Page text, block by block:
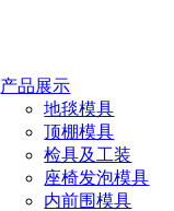
产品展示
地毯模具
顶棚模具
检具及工装
座椅发泡模具
内前围模具